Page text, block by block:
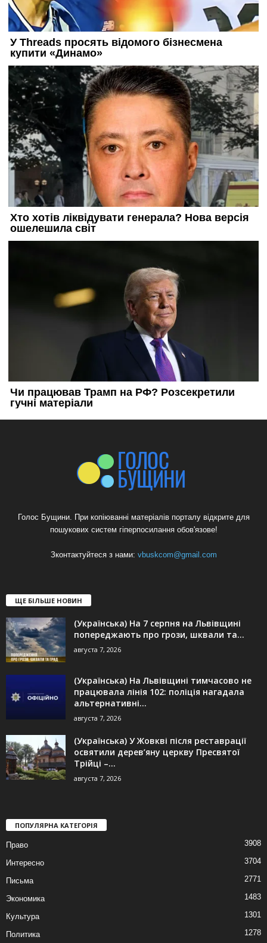
Голос Бущини. При копіюванні матеріалів порталу відкрите для
пошукових систем гіперпосилання обов'язове!
Зконтактуйтеся з нами: vbuskcom@gmail.com
ЩЕ БІЛЬШЕ НОВИН
(Українська) На 7 серпня на Львівщині
попереджають про грози, шквали та...
августа 7, 2026
(Українська) На Львівщині тимчасово не
працювала лінія 102: поліція нагадала
альтернативні...
августа 7, 2026
(Українська) У Жовкві після реставрації
освятили дерев’яну церкву Пресвятої
Трійці –...
августа 7, 2026
ПОПУЛЯРНА КАТЕГОРІЯ
Право 3908
Интересно 3704
Письма 2771
Экономика 1483
Культура 1301
Политика 1278